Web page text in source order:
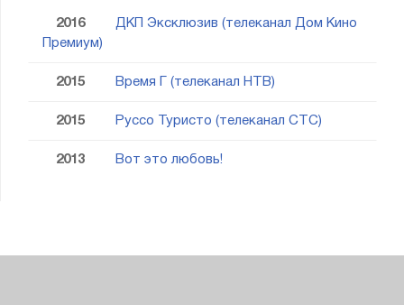
2016
ДКП Эксклюзив (телеканал Дом Кино
Премиум)
2015 Время Г (телеканал НТВ)
2015 Руссо Туристо (телеканал СТС)
2013 Вот это любовь!